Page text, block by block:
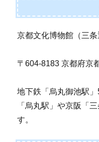
京都文化博物館（三条
〒604-8183 京都府京
地下鉄「烏丸御池駅
「烏丸駅」や京阪「
す。